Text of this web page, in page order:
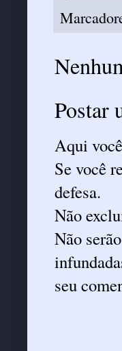
Postar
Aqui
Se você
defesa.
Não
Não
seu